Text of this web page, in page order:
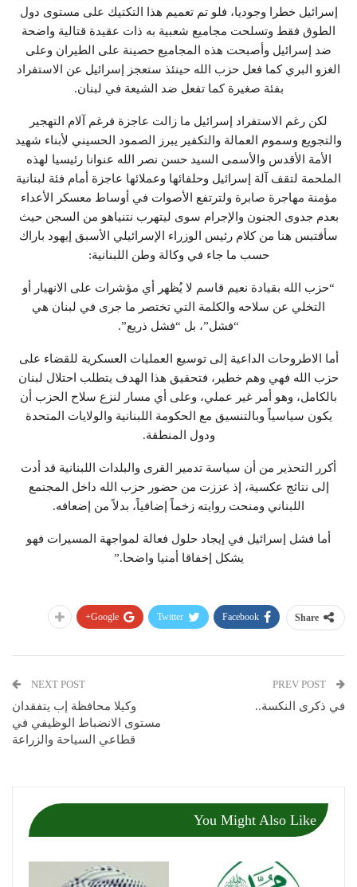
إسرائيل خطرا وجوديا، فلو تم تعميم هذا التكتيك على مستوى دول
الطوق فقط وتسلحت مجاميع شعبية به ذات عقيدة قتالية واضحة
ضد إسرائيل وأصبحت هذه المجاميع حصينة على الطيران وعلى
الغزو البري كما فعل حزب الله حينئذ ستعجز إسرائيل عن الاستفراد
بفئة صغيرة كما تفعل ضد الشيعة في لبنان.
لكن رغم الاستفراد إسرائيل ما زالت عاجزة فرغم آلام التهجير
والتجويع وسموم العمالة والتكفير يبرز الصمود الحسيني لأبناء شهيد
الأمة الأقدس والأسمى السيد حسن نصر الله عنوانا رئيسيا لهذه
الملحمة لتقف آلة إسرائيل وحلفائها وعملائها عاجزة أمام فئة لبنانية
مؤمنة مهاجرة صابرة ولترتفع الأصوات في أوساط معسكر الأعداء
بعدم جدوى الجنون والإجرام سوى ليتهرب نتنياهو من السجن حيث
سأقتبس هنا من كلام رئيس الوزراء الإسرائيلي الأسبق إيهود باراك
حسب ما جاء في وكالة وطن اللبنانية:
“حزب الله بقيادة نعيم قاسم لا يُظهر أي مؤشرات على الانهيار أو
التخلي عن سلاحه والكلمة التي تختصر ما جرى في لبنان هي
“فشل”، بل “فشل ذريع”.
أما الاطروحات الداعية إلى توسيع العمليات العسكرية للقضاء على
حزب الله فهي وهم خطير، فتحقيق هذا الهدف يتطلب احتلال لبنان
بالكامل، وهو أمر غير عملي، وعلى أي مسار لنزع سلاح الحزب أن
يكون سياسياً وبالتنسيق مع الحكومة اللبنانية والولايات المتحدة
ودول المنطقة.
أكرر التحذير من أن سياسة تدمير القرى والبلدات اللبنانية قد أدت
إلى نتائج عكسية، إذ عززت من حضور حزب الله داخل المجتمع
اللبناني ومنحت روايته زخماً إضافياً، بدلاً من إضعافه.
أما فشل إسرائيل في إيجاد حلول فعالة لمواجهة المسيرات فهو
يشكل إخفاقا أمنيا واضحا.”
Share
Facebook
Twitter
Google+
في ذكرى النكسة..
NEXT POST
وكيلا محافظة إب يتفقدان
مستوى الانضباط الوظيفي في
قطاعي السياحة والزراعة
You Might Also Like